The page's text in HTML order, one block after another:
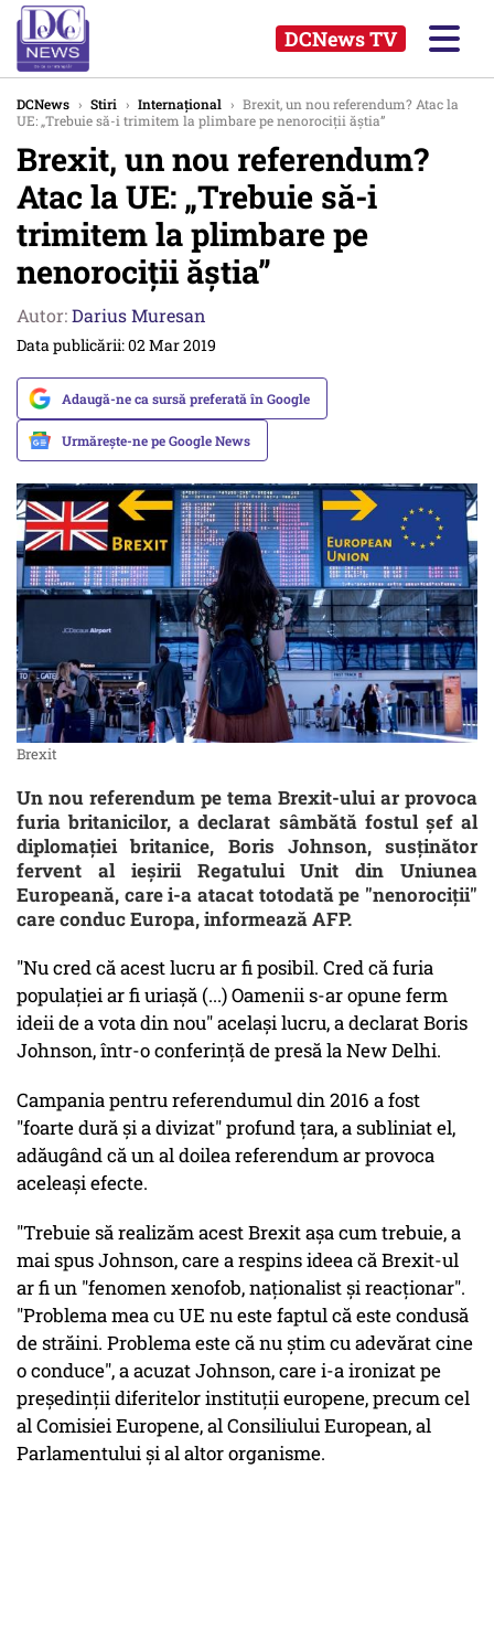
DCNews TV
DCNews › Stiri › Internațional › Brexit, un nou referendum? Atac la
UE: „Trebuie să-i trimitem la plimbare pe nenorociții ăștia”
Brexit, un nou referendum?
Atac la UE: „Trebuie să-i
trimitem la plimbare pe
nenorociții ăștia”
Autor:Darius Muresan
Data publicării: 02 Mar 2019
Adaugă-ne ca sursă preferată în Google
Urmărește-ne pe Google News
Brexit
Un nou referendum pe tema Brexit-ului ar provoca
furia britanicilor, a declarat sâmbătă fostul şef al
diplomaţiei britanice, Boris Johnson, susţinător
fervent al ieşirii Regatului Unit din Uniunea
Europeană, care i-a atacat totodată pe "nenorociţii"
care conduc Europa, informează AFP.
"Nu cred că acest lucru ar fi posibil. Cred că furia
populaţiei ar fi uriaşă (...) Oamenii s-ar opune ferm
ideii de a vota din nou" acelaşi lucru, a declarat Boris
Johnson, într-o conferinţă de presă la New Delhi.
Campania pentru referendumul din 2016 a fost
"foarte dură şi a divizat" profund ţara, a subliniat el,
adăugând că un al doilea referendum ar provoca
aceleaşi efecte.
"Trebuie să realizăm acest Brexit aşa cum trebuie, a
mai spus Johnson, care a respins ideea că Brexit-ul
ar fi un "fenomen xenofob, naţionalist şi reacţionar".
"Problema mea cu UE nu este faptul că este condusă
de străini. Problema este că nu ştim cu adevărat cine
o conduce", a acuzat Johnson, care i-a ironizat pe
preşedinţii diferitelor instituţii europene, precum cel
al Comisiei Europene, al Consiliului European, al
Parlamentului şi al altor organisme.